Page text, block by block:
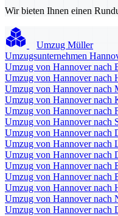
Wir bieten Ihnen einen
Umzug Müller
Umzugsunternehmen
Umzug von Hannover nach
Umzug von Hannover nach
Umzug von Hannover nach
Umzug von Hannover nach
Umzug von Hannover nach
Umzug von Hannover nach
Umzug von Hannover nach
Umzug von Hannover nach
Umzug von Hannover nach
Umzug von Hannover nach
Umzug von Hannover nach
Umzug von Hannover nach
Umzug von Hannover nach
Umzug von Hannover nach